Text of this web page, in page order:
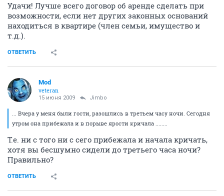
Удачи! Лучше всего договор об аренде сделать при
возможности, если нет других законных оснований
находиться в квартире (член семьи, имущество и
т.д.).
ОТВЕТИТЬ
Mod
veteran
15 июня 2009 Jimbo
... Вчера у меня были гости, разошлись в третьем часу ночи. Сегодня
утром она прибежала и в порыве ярости кричала ........
Т.е. ни с того ни с сего прибежала и начала кричать,
хотя вы бесшумно сидели до третьего часа ночи?
Правильно?
ОТВЕТИТЬ